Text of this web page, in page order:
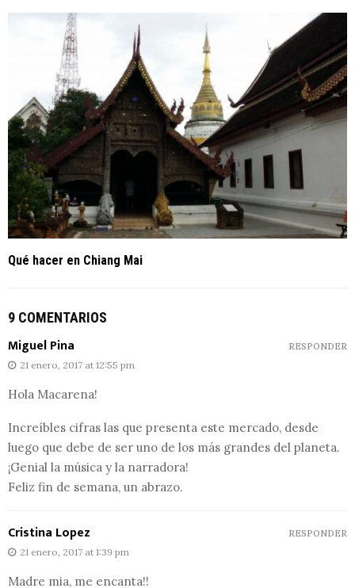
Qué hacer en Chiang Mai
9 COMENTARIOS
Miguel Pina
21 enero, 2017 at 12:55 pm
Hola Macarena!
Increíbles cifras las que presenta este mercado, desde
luego que debe de ser uno de los más grandes del planeta.
¡Genial la música y la narradora!
Feliz fin de semana, un abrazo.
RESPONDER
Cristina Lopez
21 enero, 2017 at 1:39 pm
Madre mia, me encanta!!
RESPONDER